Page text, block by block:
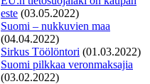
este (03.05.2022)
Suomi – nukkuvien maa
(04.04.2022)
Sirkus Töölöntori (01.03.2022)
Suomi pilkkaa veronmaksajia
(03.02.2022)